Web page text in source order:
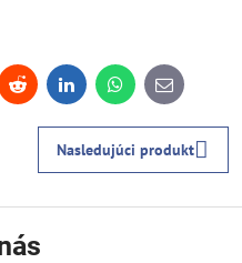
Reddit LinkedInWhatsApp
E-
mail
Nasledujúci produkt